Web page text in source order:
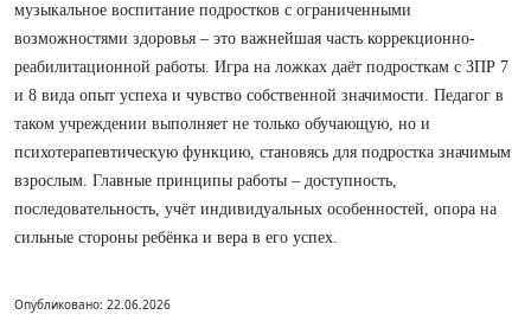
музыкальное воспитание подростков с ограниченными
возможностями здоровья – это важнейшая часть коррекционно-
реабилитационной работы. Игра на ложках даёт подросткам с ЗПР 7
и 8 вида опыт успеха и чувство собственной значимости. Педагог в
таком учреждении выполняет не только обучающую, но и
психотерапевтическую функцию, становясь для подростка значимым
взрослым. Главные принципы работы – доступность,
последовательность, учёт индивидуальных особенностей, опора на
сильные стороны ребёнка и вера в его успех.
Опубликовано: 22.06.2026